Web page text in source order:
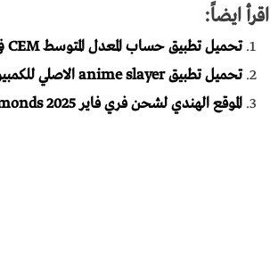
اقرأ ايضاً:
تحميل تطبيق حساب المعدل المتوسط CEM في الجزائر 2023
تحميل تطبيق anime slayer الاصلي للكمبيوتر مترجم 2023
الموقع الهندي لشحن فري فاير 2025 Free Fire Diamonds